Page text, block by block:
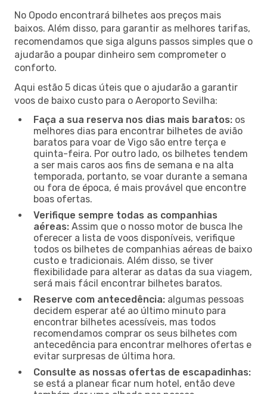
No Opodo encontrará bilhetes aos preços mais
baixos. Além disso, para garantir as melhores tarifas,
recomendamos que siga alguns passos simples que o
ajudarão a poupar dinheiro sem comprometer o
conforto.
Aqui estão 5 dicas úteis que o ajudarão a garantir
voos de baixo custo para o Aeroporto Sevilha:
Faça a sua reserva nos dias mais baratos: os
melhores dias para encontrar bilhetes de avião
baratos para voar de Vigo são entre terça e
quinta-feira. Por outro lado, os bilhetes tendem
a ser mais caros aos fins de semana e na alta
temporada, portanto, se voar durante a semana
ou fora de época, é mais provável que encontre
boas ofertas.
Verifique sempre todas as companhias
aéreas: Assim que o nosso motor de busca lhe
oferecer a lista de voos disponíveis, verifique
todos os bilhetes de companhias aéreas de baixo
custo e tradicionais. Além disso, se tiver
flexibilidade para alterar as datas da sua viagem,
será mais fácil encontrar bilhetes baratos.
Reserve com antecedência: algumas pessoas
decidem esperar até ao último minuto para
encontrar bilhetes acessíveis, mas todos
recomendamos comprar os seus bilhetes com
antecedência para encontrar melhores ofertas e
evitar surpresas de última hora.
Consulte as nossas ofertas de escapadinhas:
se está a planear ficar num hotel, então deve